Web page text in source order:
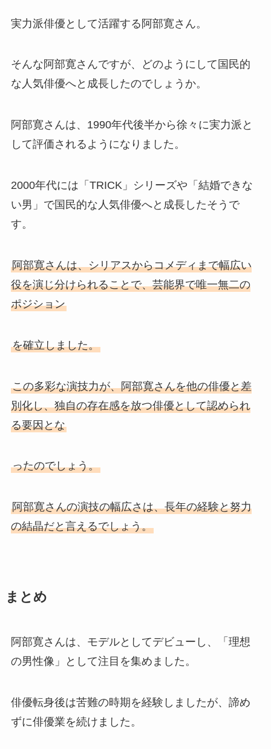
実力派俳優として活躍する阿部寛さん。
そんな阿部寛さんですが、どのようにして国民的
な人気俳優へと成長したのでしょうか。
阿部寛さんは、1990年代後半から徐々に実力派と
して評価されるようになりました。
2000年代には「TRICK」シリーズや「結婚できな
い男」で国民的な人気俳優へと成長したそうで
す。
阿部寛さんは、シリアスからコメディまで幅広い
役を演じ分けられることで、芸能界で唯一無二の
ポジション
を確立しました。
この多彩な演技力が、阿部寛さんを他の俳優と差
別化し、独自の存在感を放つ俳優として認められ
る要因とな
ったのでしょう。
阿部寛さんの演技の幅広さは、長年の経験と努力
の結晶だと言えるでしょう。
まとめ
阿部寛さんは、モデルとしてデビューし、「理想
の男性像」として注目を集めました。
俳優転身後は苦難の時期を経験しましたが、諦め
ずに俳優業を続けました。